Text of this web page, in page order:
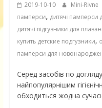
2019-10-10 Mini-Rivne
памперси, дитячі памперси
дитячі підгузники для
купить детские подгузники,
памперси для
Серед засобів по
найпопулярнішим
обходиться жодна